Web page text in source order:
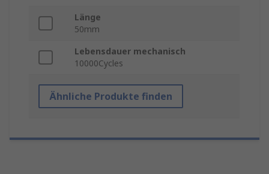
Länge
50mm
Lebensdauer mechanisch
10000Cycles
Ähnliche Produkte finden